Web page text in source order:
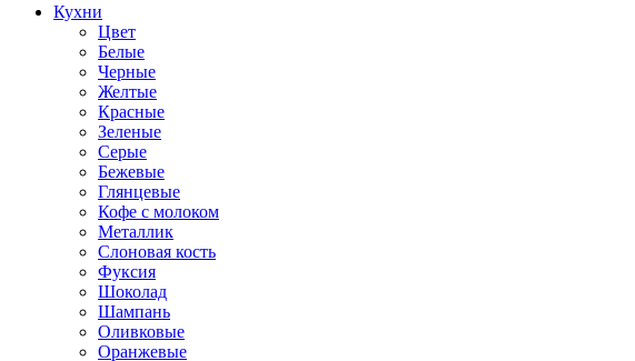
Кухни
Цвет
Белые
Черные
Желтые
Красные
Зеленые
Серые
Бежевые
Глянцевые
Кофе с молоком
Металлик
Слоновая кость
Фуксия
Шоколад
Шампань
Оливковые
Оранжевые